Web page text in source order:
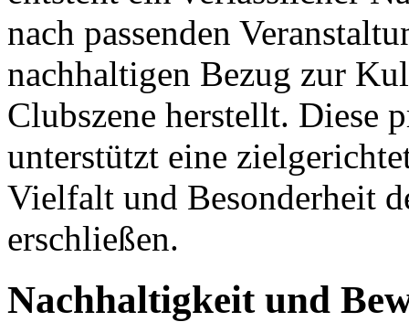
nach passenden
nachhaltigen Bezug zur
Clubszene herstellt. Diese
unterstützt eine
Vielfalt und Besonderheit
erschließen.
Nachhaltigkeit und